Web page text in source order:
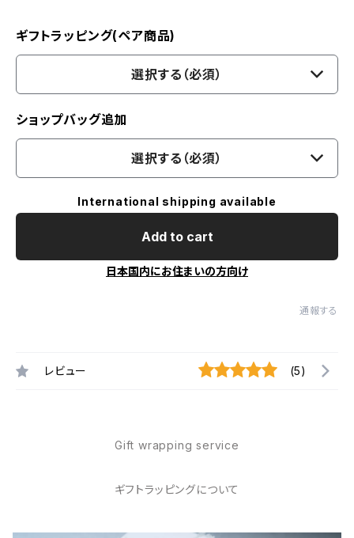
ギフトラッピング(ペア商品)
選択する（必須）
ショップバッグ追加
選択する（必須）
International shipping available
Add to cart
日本国内にお住まいの方向け
通報する
レビュー (5)
Gift wrapping service
ギフトラッピングについて